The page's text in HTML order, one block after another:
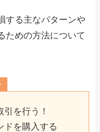
する主なパターンや
ための方法について
を行う！
ドを購入する